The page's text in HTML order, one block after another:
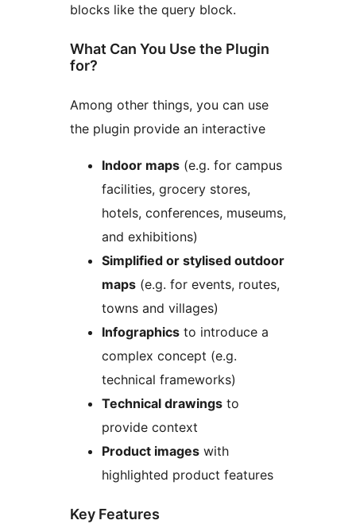
blocks like the query block.
What Can You Use the Plugin
for?
Among other things, you can use
the plugin provide an interactive
Indoor maps (e.g. for campus
facilities, grocery stores,
hotels, conferences, museums,
and exhibitions)
Simplified or stylised outdoor
maps (e.g. for events, routes,
towns and villages)
Infographics to introduce a
complex concept (e.g.
technical frameworks)
Technical drawings to
provide context
Product images with
highlighted product features
Key Features